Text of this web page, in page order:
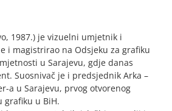
1987.) je vizuelni umjetnik i
i magistrirao na Odsjeku za grafiku
u Sarajevu, gdje danas
Suosnivač je i predsjednik Arka –
a u Sarajevu, prvog otvorenog
grafiku u BiH.